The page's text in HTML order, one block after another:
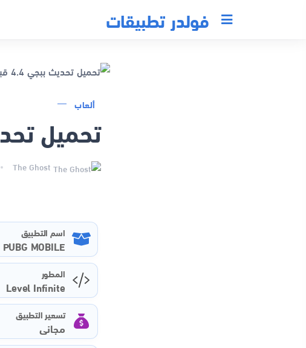
فولدر تطبيقات
ألعاب
تحميل تحديث
The Ghost
اسم التطبيق
PUBG MOBILE
المطور
Level Infinite
تسعير التطبيق
مجاني